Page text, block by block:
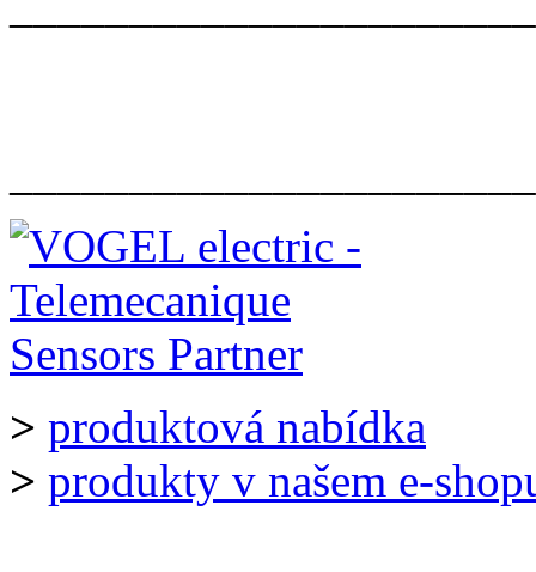
> produktová nabídka
> produkty v našem e-